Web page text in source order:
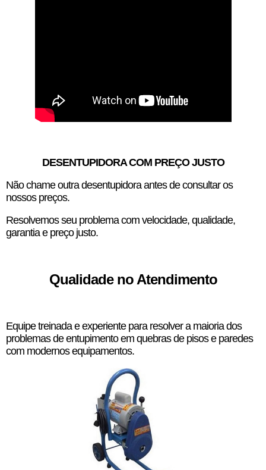
DESENTUPIDORA COM PREÇO JUSTO
Não chame outra desentupidora antes de consultar os
nossos preços.
Resolvemos seu problema com velocidade, qualidade,
garantia e preço justo.
Qualidade no Atendimento
Equipe treinada e experiente para resolver a maioria dos
problemas de entupimento em quebras de pisos e paredes
com modernos equipamentos.